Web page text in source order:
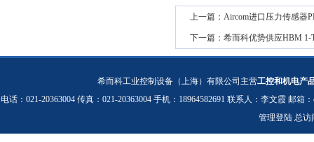
上一篇： Aircom进口压力传感器
下一篇： 希而科优势供应HBM 1-
希而科工业控制设备（上海）有限公司主营工控和机电产
电话：021-20363004 传真：021-20363004 手机：18964582691 联系人：李文霞 邮箱：
管理登陆 总访